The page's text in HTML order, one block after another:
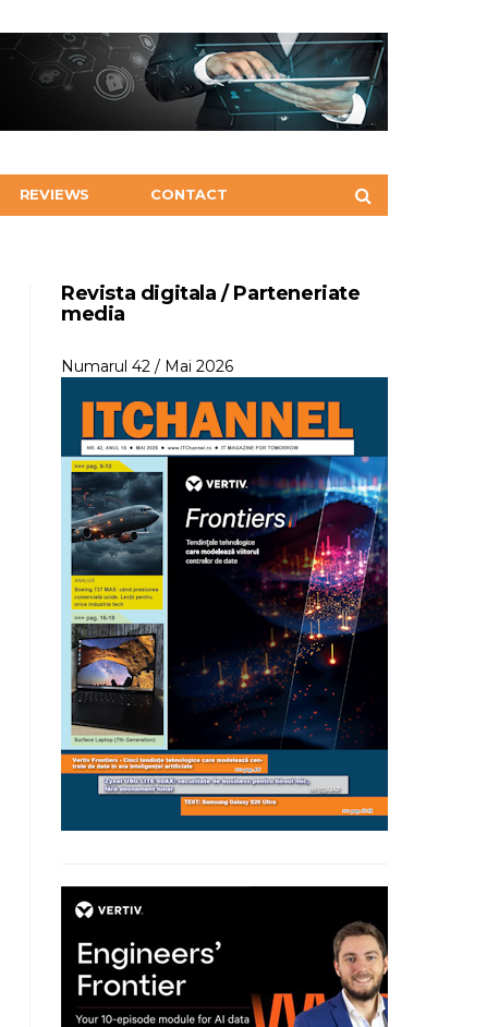
REVIEWS CONTACT
Revista digitala / Parteneriate
media
Numarul 42 / Mai 2026